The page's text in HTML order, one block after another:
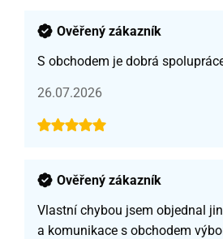
Ověřený zákazník
S obchodem je dobrá
26.07.2026
Ověřený zákazník
Vlastní chybou jsem objednal
a komunikace s obchodem